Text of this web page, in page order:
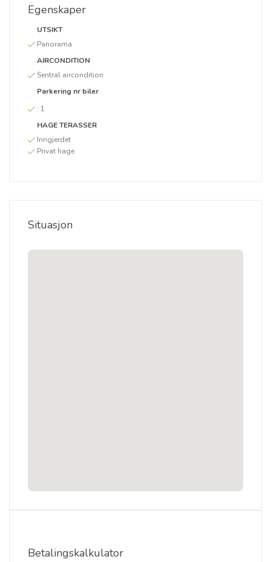
Egenskaper
UTSIKT
Panorama
AIRCONDITION
Sentral aircondition
Parkering nr biler
: 1
HAGE TERASSER
Inngjerdet
Privat hage
Situasjon
Betalingskalkulator